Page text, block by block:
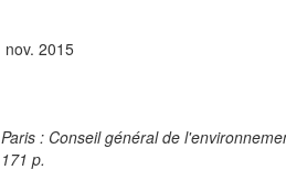
nov. 2015
Paris : Conseil général de
171 p.